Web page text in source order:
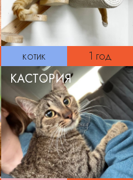
котик 1 год
КАСТОРИЯ